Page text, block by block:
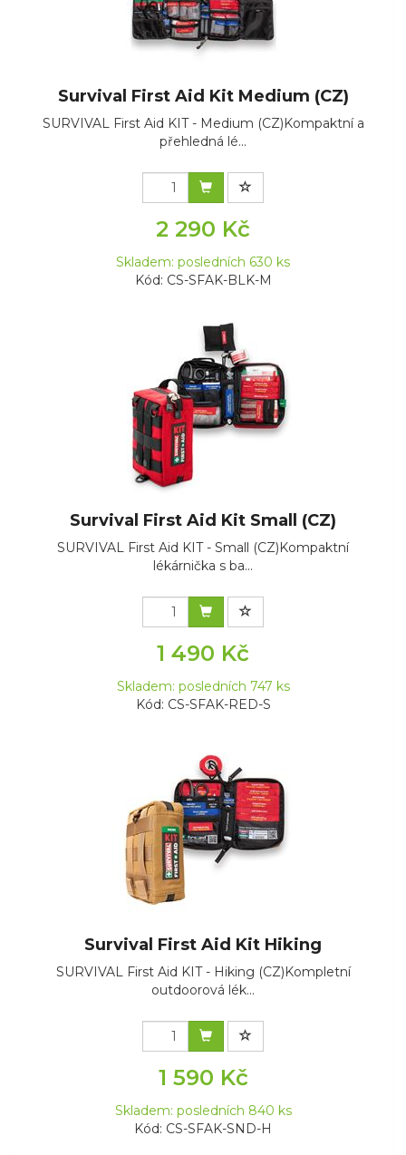
Survival First Aid Kit Medium (CZ)
SURVIVAL First Aid KIT - Medium (CZ)Kompaktní a
přehledná lé...
2 290 Kč
Skladem: posledních 630 ks
Kód: CS-SFAK-BLK-M
Survival First Aid Kit Small (CZ)
SURVIVAL First Aid KIT - Small (CZ)Kompaktní
lékárnička s ba...
1 490 Kč
Skladem: posledních 747 ks
Kód: CS-SFAK-RED-S
Survival First Aid Kit Hiking
SURVIVAL First Aid KIT - Hiking (CZ)Kompletní
outdoorová lék...
1 590 Kč
Skladem: posledních 840 ks
Kód: CS-SFAK-SND-H